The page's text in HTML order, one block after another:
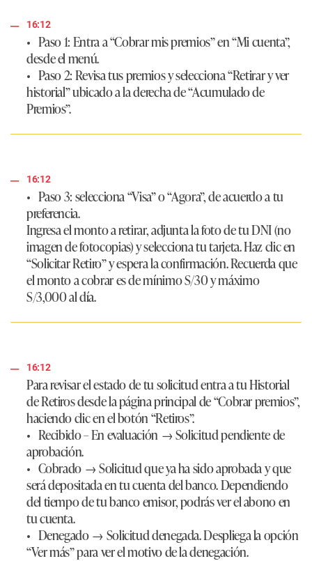
16:12
• Paso 1: Entra a “Cobrar mis premios” en “Mi cuenta”,
desde el menú.
• Paso 2: Revisa tus premios y selecciona “Retirar y ver
historial” ubicado a la derecha de “Acumulado de
Premios”.
16:12
• Paso 3: selecciona “Visa” o “Agora”, de acuerdo a tu
preferencia.
Ingresa el monto a retirar, adjunta la foto de tu DNI (no
imagen de fotocopias) y selecciona tu tarjeta. Haz clic en
“Solicitar Retiro” y espera la confirmación. Recuerda que
el monto a cobrar es de mínimo S/30 y máximo
S/3,000 al día.
16:12
Para revisar el estado de tu solicitud entra a tu Historial
de Retiros desde la página principal de “Cobrar premios”,
haciendo clic en el botón “Retiros”.
• Recibido– En evaluación → Solicitud pendiente de
aprobación.
• Cobrado → Solicitud que ya ha sido aprobada y que
será depositada en tu cuenta del banco. Dependiendo
del tiempo de tu banco emisor, podrás ver el abono en
tu cuenta.
• Denegado→ Solicitud denegada. Despliega la opción
“Ver más” para ver el motivo de la denegación.